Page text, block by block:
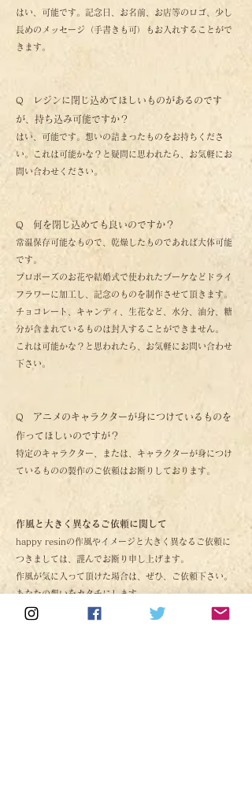
はい、可能です。記念日、お名前、お店等のロゴ、少し
長めのメッセージ（手書きも可）もお入れすることがで
きます。
Q レジンに閉じ込めてほしいものがあるのです
が、持ち込み可能ですか？
はい、可能です。想いの詰まったものをお持ちくださ
い。これは可能かな？と疑問に思われたら、お気軽にお
問い合わせください。
Q 何を閉じ込めても良いのですか？
常温保存可能なもので、乾燥したものであれば大体可能
です。
プロポーズのお花や結婚式で使われたブーケなどドライ
フラワーに加工し、記念のものを制作させて頂きます。
チョコレート、キャンディ、生花など、水分、油分、糖
分が含まれているものは封入することができません。
これは可能かな？と思われたら、お気軽にお問い合わせ
下さい。
Q アニメのキャラクターが身につけているものを
作ってほしいのですが？
特定のキャラクター、または、キャラクターが身につけ
ているものの製作のご依頼はお断りしております。
作風と大きく異なるご依頼に関して
happy resinの作風やイメージと大きく異なるご依頼に
つきましては、謹んでお断り申し上げます。
作風が気に入って頂けた場合は、ぜひ、ご依頼下さい。
​あなたの想いをカタチにします。